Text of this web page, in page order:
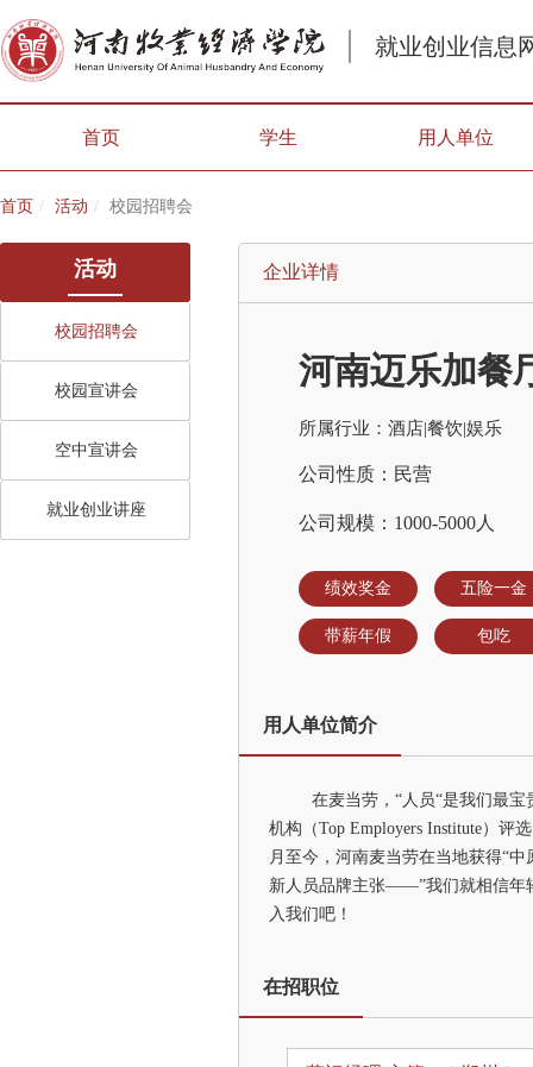
就业创业信息
首页 学生 用人单位
首页 活动 校园招聘会
活动
校园招聘会
校园宣讲会
空中宣讲会
就业创业讲座
企业详情
河南迈乐加餐
所属行业：酒店|餐饮|娱乐
公司性质：民营
公司规模：1000-5000人
绩效奖金 五险一金
带薪年假 包吃
用人单位简介
在麦当劳，“人员“是我们最
机构（Top Employers Institute）评
月至今，河南麦当劳在当地获得“
新人员品牌主张——”我们就相信年
入我们吧！
在招职位